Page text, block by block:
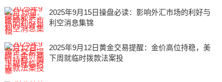
2025年9月15日操盘必读：影响外汇市场的利好与
利空消息集锦
2025年9月12日黄金交易提醒：金价高位持稳，美
下周就临时拨款法案投